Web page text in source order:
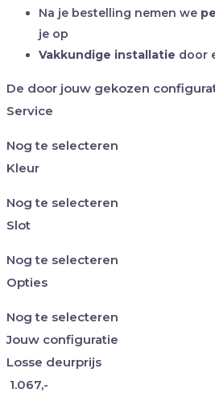
Na je bestelling nemen we
je op
Vakkundige installatie door
De door jouw gekozen
Service
Nog te selecteren
Kleur
Nog te selecteren
Slot
Nog te selecteren
Opties
Nog te selecteren
Jouw configuratie
Losse deurprijs
1.067,-